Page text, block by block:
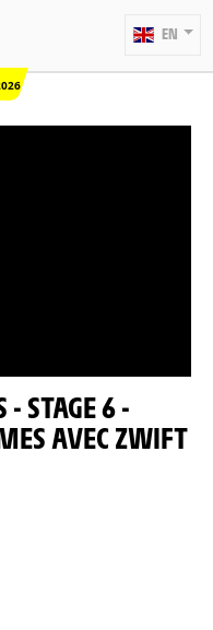
EN
AVEC ZWIFT